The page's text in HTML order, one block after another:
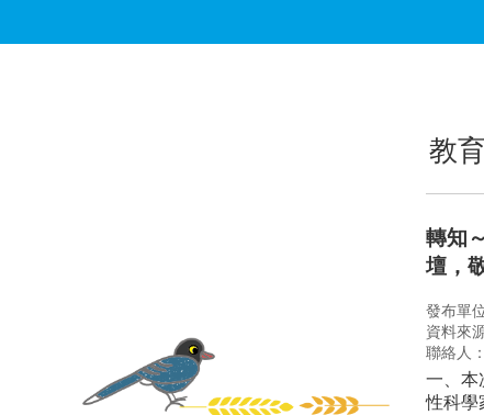
教
轉知
壇，
發布單
資料來
聯絡人
一、本
性科學